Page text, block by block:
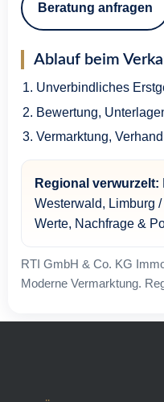
Beratung anfragen
Ablauf beim
Unverbindliches
Bewertung,
Vermarktung,
Regional verwurzelt:
Westerwald, Limburg
Werte, Nachfrage &
RTI GmbH & Co. KG
Moderne Vermarktung.